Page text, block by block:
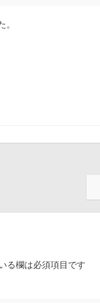
る欄は必須項目です